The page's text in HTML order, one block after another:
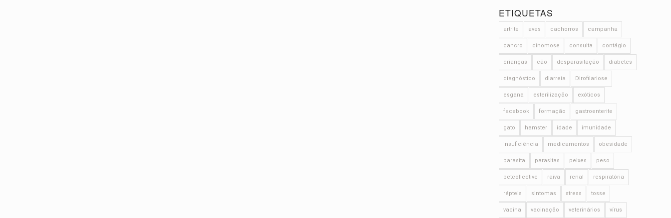
ETIQUETAS
artrite aves cachorros campanha
cancro cinomose consulta contágio
crianças cão desparasitação diabetes
diagnóstico diarreia Dirofilariose
esgana esterilização exóticos
facebook formação gastroenterite
gato hamster idade imunidade
insuficiência medicamentos obesidade
parasita parasitas peixes peso
petcollective raiva renal respiratória
répteis sintomas stress tosse
vacina vacinação veterinários vírus